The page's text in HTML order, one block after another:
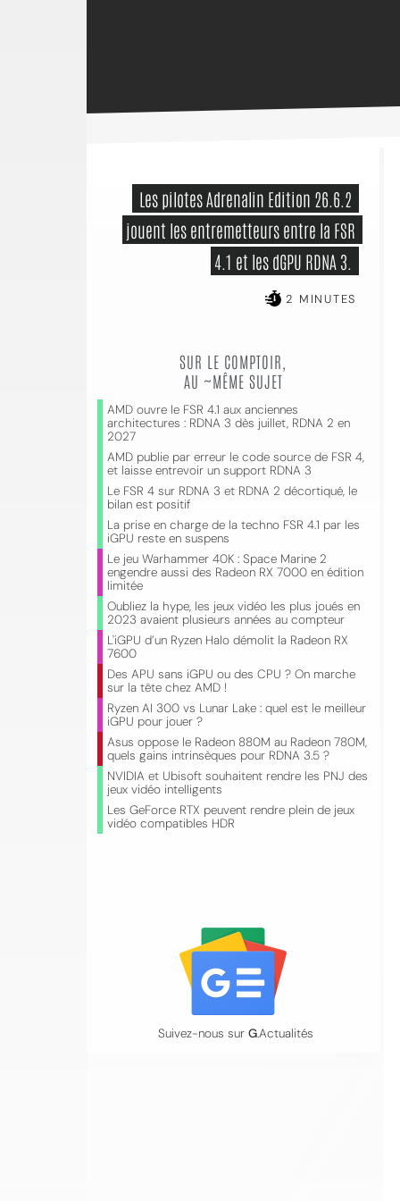
jouent les entremetteurs entre la FSR
4.1 et les dGPU RDNA 3.
2 MINUTES
SUR LE COMPTOIR,
AU ~MÊME SUJET
AMD ouvre le FSR 4.1 aux anciennes
architectures : RDNA 3 dès juillet, RDNA 2 en
2027
AMD publie par erreur le code source de FSR 4,
et laisse entrevoir un support RDNA 3
Le FSR 4 sur RDNA 3 et RDNA 2 décortiqué, le
bilan est positif
La prise en charge de la techno FSR 4.1 par les
iGPU reste en suspens
Le jeu Warhammer 40K : Space Marine 2
engendre aussi des Radeon RX 7000 en édition
limitée
Oubliez la hype, les jeux vidéo les plus joués en
2023 avaient plusieurs années au compteur
L'iGPU d’un Ryzen Halo démolit la Radeon RX
7600
Des APU sans iGPU ou des CPU ? On marche
sur la tête chez AMD !
Ryzen AI 300 vs Lunar Lake : quel est le meilleur
iGPU pour jouer ?
Asus oppose le Radeon 880M au Radeon 780M,
quels gains intrinsèques pour RDNA 3.5 ?
NVIDIA et Ubisoft souhaitent rendre les PNJ des
jeux vidéo intelligents
Les GeForce RTX peuvent rendre plein de jeux
vidéo compatibles HDR
Suivez-nous sur G.Actualités